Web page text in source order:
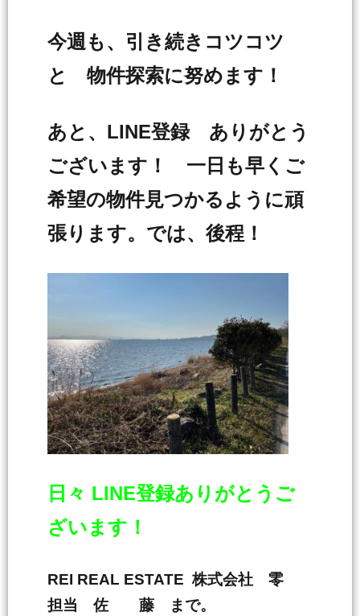
今週も、引き続きコツコツ
と 物件探索に努めます！
あと、LINE登録 ありがとう
ございます！ 一日も早くご
希望の物件見つかるように頑
張ります。では、後程！
日々 LINE登録ありがとうご
ざいます！
REI REAL ESTATE 株式会社 零
担当 佐 藤 まで。